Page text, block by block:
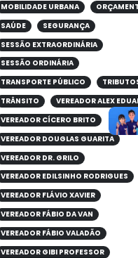
MOBILIDADE URBANA
SAÚDE
SEGURANÇA
SESSÃO EXTRAORDINÁRIA
SESSÃO ORDINÁRIA
TRANSPORTE PÚBLICO
TRÂNSITO
VEREADOR ALEX
VEREADOR CÍCERO BRITO
VEREADOR DOUGLAS GUARITA
VEREADOR DR. GRILO
VEREADOR EDILSINHO RODRIGUES
VEREADOR FLÁVIO XAVIER
VEREADOR FÁBIO DA VAN
VEREADOR FÁBIO VALADÃO
VEREADOR GIBI PROFESSOR